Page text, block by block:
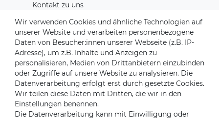
Kontakt zu uns
Zahlungsanbieter
Versandpartner
Wir verwenden Cookies und ähnliche Technologien auf
unserer Website und verarbeiten personenbezogene
Daten von Besucher:innen unserer Webseite (z.B. IP-
Adresse), um z.B. Inhalte und Anzeigen zu
personalisieren, Medien von Drittanbietern einzubinden
oder Zugriffe auf unsere Website zu analysieren. Die
Datenverarbeitung erfolgt erst durch gesetzte Cookies.
Wir teilen diese Daten mit Dritten, die wir in den
Einstellungen benennen.
Die Datenverarbeitung kann mit Einwilligung oder